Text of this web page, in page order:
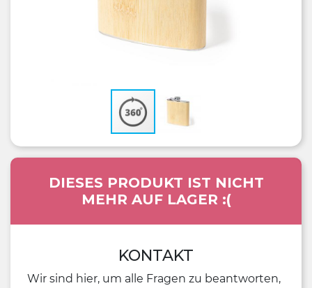
DIESES PRODUKT IST NICHT
MEHR AUF LAGER :(
KONTAKT
Wir sind hier, um alle Fragen zu beantworten,